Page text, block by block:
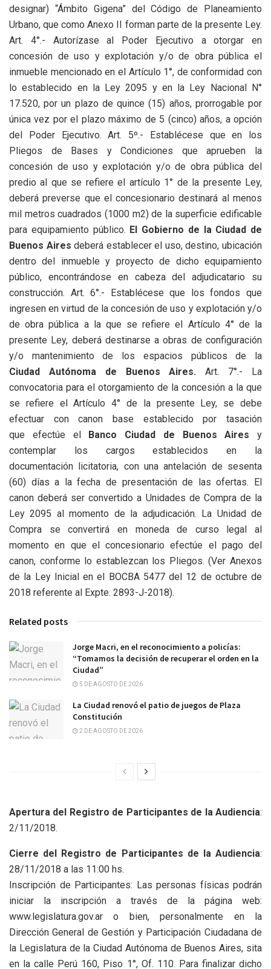
designar) “Ámbito Gigena” del Código de Planeamiento
Urbano, que como Anexo II forman parte de la presente Ley.
Art. 4°.- Autorízase al Poder Ejecutivo a otorgar en
concesión de uso y explotación y/o de obra pública el
inmueble mencionado en el Artículo 1°, de conformidad con
lo establecido en la Ley 2095 y en la Ley Nacional N°
17.520, por un plazo de quince (15) años, prorrogable por
única vez por el plazo máximo de 5 (cinco) años, a opción
del Poder Ejecutivo. Art. 5º.- Establécese que en los
Pliegos de Bases y Condiciones que aprueben la
concesión de uso y explotación y/o de obra pública del
predio al que se refiere el artículo 1° de la presente Ley,
deberá preverse que el concesionario destinará al menos
mil metros cuadrados (1000 m2) de la superficie edificable
para equipamiento público. El Gobierno de la Ciudad de
Buenos Aires deberá establecer el uso, destino, ubicación
dentro del inmueble y proyecto de dicho equipamiento
público, encontrándose en cabeza del adjudicatario su
construcción. Art. 6°.- Establécese que los fondos que
ingresen en virtud de la concesión de uso y explotación y/o
de obra pública a la que se refiere el Artículo 4° de la
presente Ley, deberá destinarse a obras de configuración
y/o mantenimiento de los espacios públicos de la
Ciudad Autónoma de Buenos Aires. Art. 7°.- La
convocatoria para el otorgamiento de la concesión a la que
se refiere el Artículo 4° de la presente Ley, se debe
efectuar con canon base establecido por tasación
que efectúe el
Banco Ciudad de Buenos Aires y
contemplar los cargos establecidos en la
documentación licitatoria, con una antelación de sesenta
(60) días a la fecha de presentación de las ofertas. El
canon deberá ser convertido a Unidades de Compra de la
Ley 2095 al momento de la adjudicación. La Unidad de
Compra se convertirá en moneda de curso legal al
momento en que el concesionario efectúe el pago del
canon, conforme lo establezcan los Pliegos. (Ver Anexos
de la Ley Inicial en el BOCBA 5477 del 12 de octubre de
2018 referente al Expte. 2893-J-2018).
Related posts
Jorge Macri, en el reconocimiento a policías:
“Tomamos la decisión de recuperar el orden en la
Ciudad”
5 DE AGOSTO DE 2026
La Ciudad renovó el patio de juegos de Plaza
Constitución
2 DE AGOSTO DE 2026
Apertura del Registro de Participantes de la Audiencia:
2/11/2018.
Cierre del Registro de Participantes de la Audiencia:
28/11/2018 a las 11:00 hs.
Inscripción de Participantes: Las personas físicas podrán
iniciar la inscripción a través de la página web:
www.legislatura.gov.ar o bien, personalmente en la
Dirección General de Gestión y Participación Ciudadana de
la Legislatura de la Ciudad Autónoma de Buenos Aires, sita
en la calle Perú 160, Piso 1°, Of. 110. Para finalizar dicho